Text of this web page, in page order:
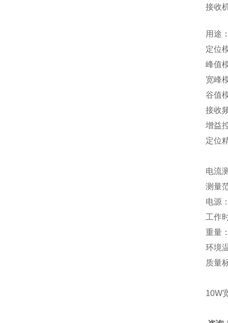
接收
用途
定位
峰值
宽峰
谷值
接收
增益
定位
电流
测量
电源
工作
重量
环境
质量
10W